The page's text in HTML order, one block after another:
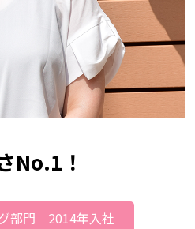
No.1！
部門 2014年入社